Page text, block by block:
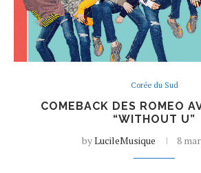
Corée du Sud
COMEBACK DES ROMEO
“WITHOUT U”
byLucileMusique 8